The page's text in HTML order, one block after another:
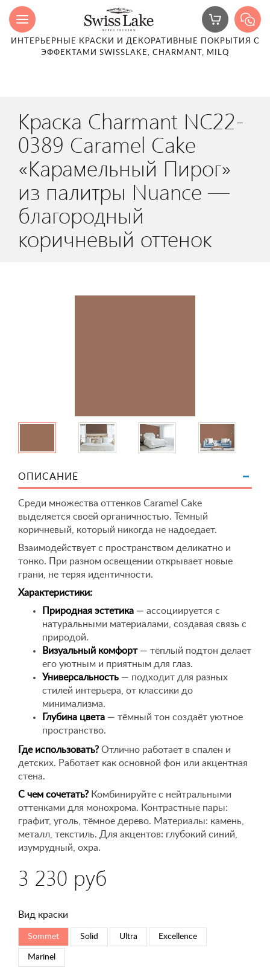
ИНТЕРЬЕРНЫЕ КРАСКИ И ДЕКОРАТИВНЫЕ ПОКРЫТИЯ С
ЭФФЕКТАМИ SWISSLAKE, CHARMANT, MILQ
Краска Charmant NC22-
0389 Caramel Cake
«Карамельный Пирог»
из палитры Nuance —
благородный
коричневый оттенок
ОПИСАНИЕ
Среди множества оттенков Caramel Cake
выделяется своей органичностью. Тёмный
коричневый, который никогда не надоедает.
Взаимодействует с пространством деликатно и
тонко. При разном освещении открывает новые
грани, не теряя идентичности.
Характеристики:
Природная эстетика — ассоциируется с
натуральными материалами, создавая связь с
природой.
Визуальный комфорт— тёплый подтон делает
его уютным и приятным для глаз.
Универсальность — подходит для разных
стилей интерьера, от классики до
минимализма.
Глубина цвета — тёмный тон создаёт уютное
пространство.
Где использовать? Отлично работает в спален и
детских. Работает как основной фон или акцентная
стена.
С чем сочетать? Комбинируйте с нейтральными
оттенками для монохрома. Контрастные пары:
графит, уголь, тёмное дерево. Материалы: камень,
металл, текстиль. Для акцентов: глубокий синий,
изумрудный, охра.
3 230 руб
Вид краски
Sommet Solid Ultra Excellence
Marinel